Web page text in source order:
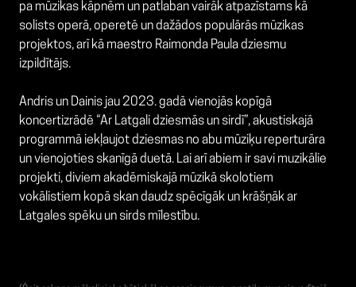
pa mūzikas kāpnēm un patlaban vairāk atpazīstams kā
solists operā, operetē un dažādos populārās mūzikas
projektos, arī kā maestro Raimonda Paula dziesmu
izpildītājs.
Andris un Dainis jau 2023. gadā vienojās kopīgā
koncertizrādē “Ar Latgali dziesmās un sirdī”, akustiskajā
programmā iekļaujot dziesmas no abu mūziķu reperturāra
un vienojoties skanīgā duetā. Lai arī abiem ir savi muzikālie
projekti, diviem akadēmiskajā mūzikā skolotiem
vokālistiem kopā skan daudz spēcīgāk un krāšņāk ar
Latgales spēku un sirds mīlestību.